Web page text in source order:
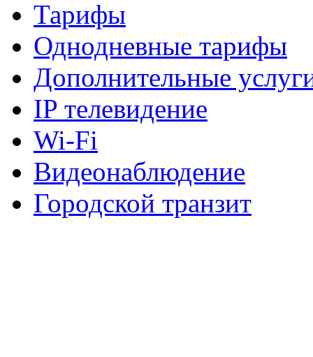
Тарифы
Однодневные тарифы
Дополнительные
IP телевидение
Wi-Fi
Видеонаблюдение
Городской транзит